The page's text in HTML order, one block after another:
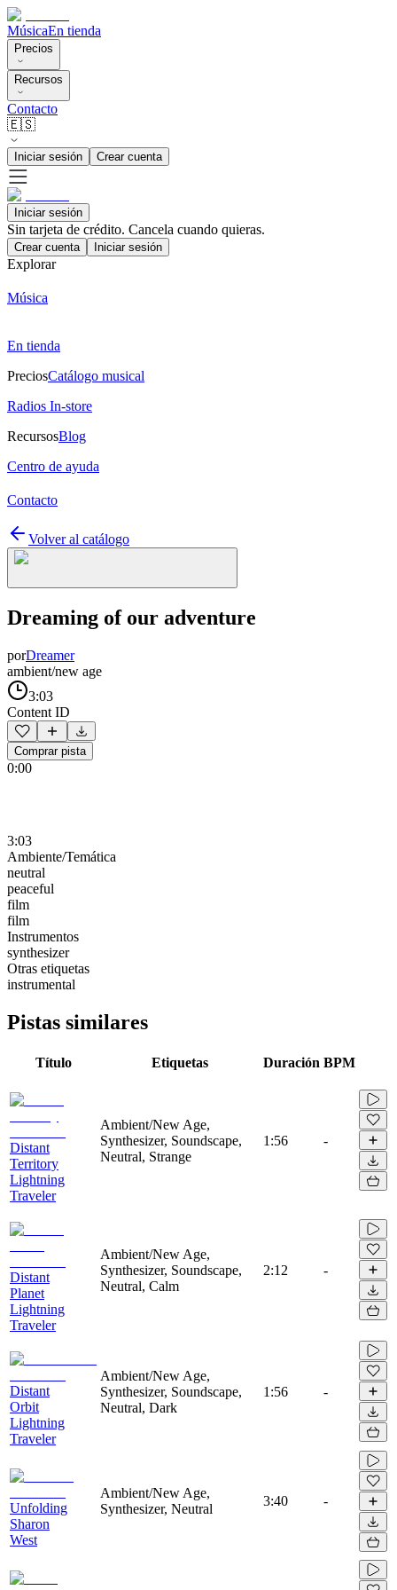
MúsicaEn tienda
Precios
Recursos
Contacto
🇪🇸
Iniciar sesión Crear cuenta
Iniciar sesión
Sin tarjeta de crédito. Cancela cuando quieras.
Crear cuenta Iniciar sesión
Explorar
Música
En tienda
PreciosCatálogo musical
Radios In-store
RecursosBlog
Centro de ayuda
Contacto
Volver al catálogo
Dreaming of our adventure
porDreamer
ambient/new age
3:03
Content ID
Comprar pista
0:00
3:03
Ambiente/Temática
neutral
peaceful
film
film
Instrumentos
synthesizer
Otras etiquetas
instrumental
Pistas similares
Título Etiquetas Duración BPM
Distant
Territory
Lightning
Traveler
Ambient/New Age,
Synthesizer, Soundscape,
Neutral, Strange
1:56 -
Distant
Planet
Lightning
Traveler
Ambient/New Age,
Synthesizer, Soundscape,
Neutral, Calm
2:12 -
Distant
Orbit
Lightning
Traveler
Ambient/New Age,
Synthesizer, Soundscape,
Neutral, Dark
1:56 -
Unfolding
Sharon
West
Ambient/New Age,
Synthesizer, Neutral
3:40 -